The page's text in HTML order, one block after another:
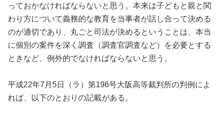
っておかなければならないと思う。本来は子どもと親と関
わり方について義務的な教育を当事者が話し合って決める
のが適切であり、丸ごと司法が決めるということは、本当
に個別の案件を深く調査（調査官調査など）を必要とする
ときなど、例外的でなければならないと思う。
平成22年7月5日（ラ）第196号大阪高等裁判所の判例によ
れば、以下のとおりの記載がある。